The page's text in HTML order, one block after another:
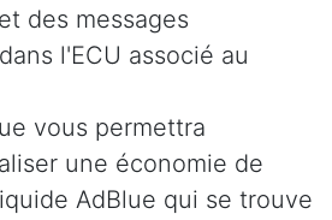
des messages
l'ECU associé au
vous permettra
une économie de
AdBlue qui se trouve